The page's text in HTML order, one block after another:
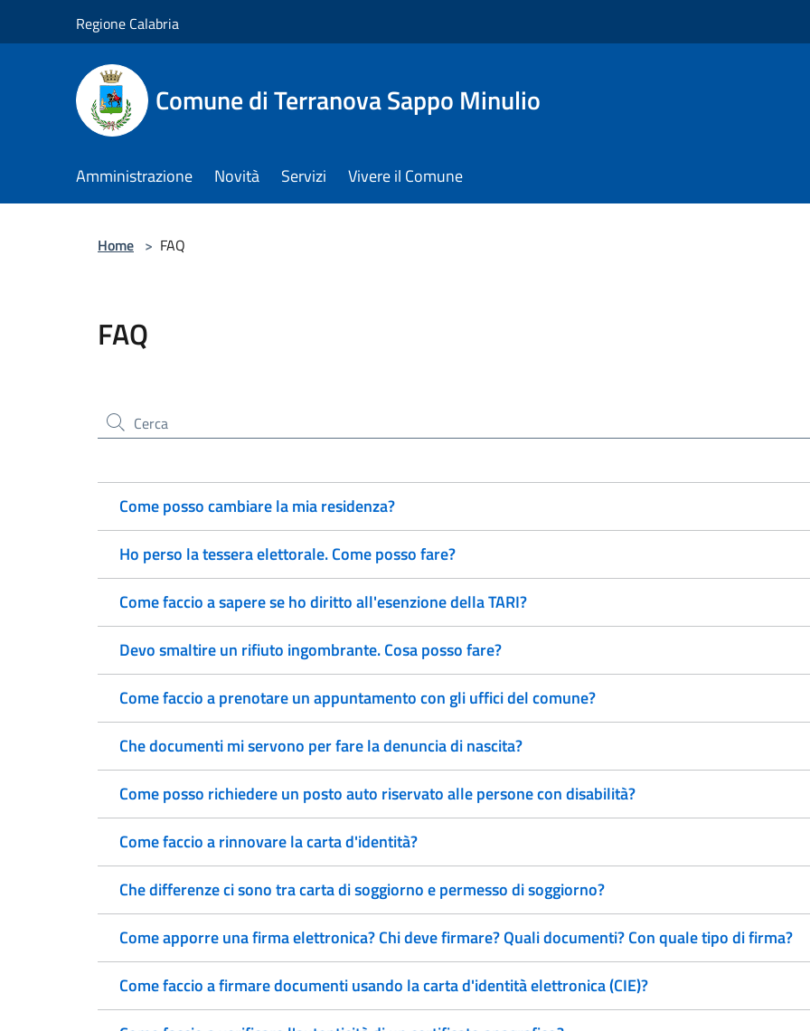
Regione Calabria
Comune di Terranova Sappo Minulio
Amministrazione Novità Servizi Vivere il Comune
Home > FAQ
FAQ
Cerca nel sito
Come posso cambiare la mia residenza?
Ho perso la tessera elettorale. Come posso fare?
Come faccio a sapere se ho diritto all'esenzione della TARI?
Devo smaltire un rifiuto ingombrante. Cosa posso fare?
Come faccio a prenotare un appuntamento con gli uffici del comune?
Che documenti mi servono per fare la denuncia di nascita?
Come posso richiedere un posto auto riservato alle persone con disabilità?
Come faccio a rinnovare la carta d'identità?
Che differenze ci sono tra carta di soggiorno e permesso di soggiorno?
Come apporre una firma elettronica? Chi deve firmare? Quali documenti? Con quale tipo di firma?
Come faccio a firmare documenti usando la carta d'identità elettronica (CIE)?